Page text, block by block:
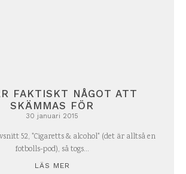
FAKTISKT NÅGOT ATT
SKÄMMAS FÖR
30 januari 2015
52, "Cigaretts & alcohol" (det är alltså en
fotbolls-pod), så togs...
LÄS MER